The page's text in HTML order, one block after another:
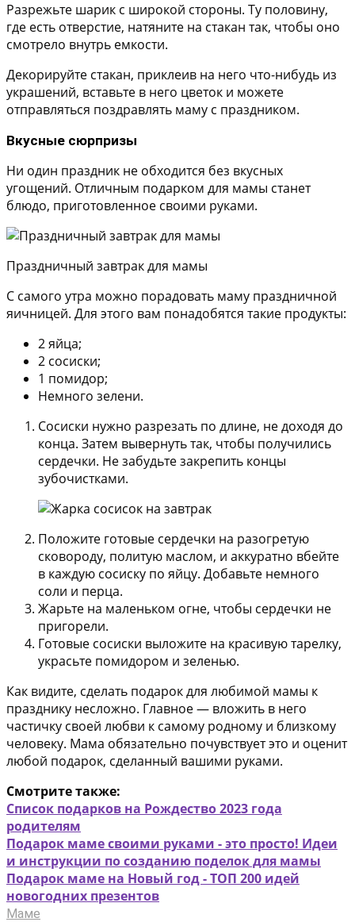
Разрежьте шарик с широкой стороны. Ту половину,
где есть отверстие, натяните на стакан так, чтобы оно
смотрело внутрь емкости.
Декорируйте стакан, приклеив на него что-нибудь из
украшений, вставьте в него цветок и можете
отправляться поздравлять маму с праздником.
Вкусные сюрпризы
Ни один праздник не обходится без вкусных
угощений. Отличным подарком для мамы станет
блюдо, приготовленное своими руками.
Праздничный завтрак для мамы
С самого утра можно порадовать маму праздничной
яичницей. Для этого вам понадобятся такие продукты:
2 яйца;
2 сосиски;
1 помидор;
Немного зелени.
Сосиски нужно разрезать по длине, не доходя до
конца. Затем вывернуть так, чтобы получились
сердечки. Не забудьте закрепить концы
зубочистками.
Положите готовые сердечки на разогретую
сковороду, политую маслом, и аккуратно вбейте
в каждую сосиску по яйцу. Добавьте немного
соли и перца.
Жарьте на маленьком огне, чтобы сердечки не
пригорели.
Готовые сосиски выложите на красивую тарелку,
украсьте помидором и зеленью.
Как видите, сделать подарок для любимой мамы к
празднику несложно. Главное — вложить в него
частичку своей любви к самому родному и близкому
человеку. Мама обязательно почувствует это и оценит
любой подарок, сделанный вашими руками.
Смотрите также:
Список подарков на Рождество 2023 года
родителям
Подарок маме своими руками - это просто! Идеи
и инструкции по созданию поделок для мамы
Подарок маме на Новый год - ТОП 200 идей
новогодних презентов
Маме